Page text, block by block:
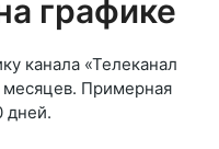
графике
канала «Телеканал
Примерная
дней.